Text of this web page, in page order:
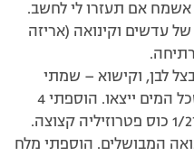
אשמח אם תעזרו לי לחשב.
עדשים וקינואה (אריזה
לבן, וקישוא – שמתי
במסננת וסחטתי על מנת שכל המים ייצאו. הוספתי 4
ביצים, 1/4 כוס פרורי לחם, ו1/2 כוס פטרוזיליה קצוצה.
המבושלים. הוספתי מלח